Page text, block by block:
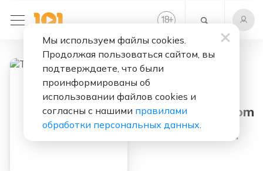
18+
Слушать бесплатно
Towards Freedom
Promid
Мы используем файлы cookies.
Продолжая пользоваться сайтом, вы
подтверждаете, что были
проинформированы об
использовании файлов cookies и
согласны с нашими правилами
обработки персональных данных.